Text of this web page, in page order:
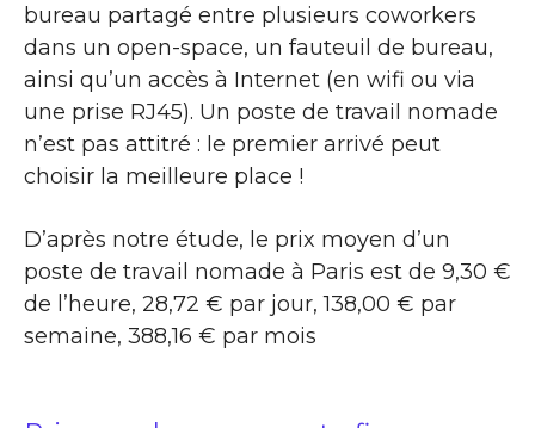
bureau partagé entre plusieurs coworkers
dans un open-space, un fauteuil de bureau,
ainsi qu’un accès à Internet (en wifi ou via
une prise RJ45). Un poste de travail nomade
n’est pas attitré : le premier arrivé peut
choisir la meilleure place !
D’après notre étude, le prix moyen d’un
poste de travail nomade à Paris est de 9,30 €
de l’heure, 28,72 € par jour, 138,00 € par
semaine, 388,16 € par mois